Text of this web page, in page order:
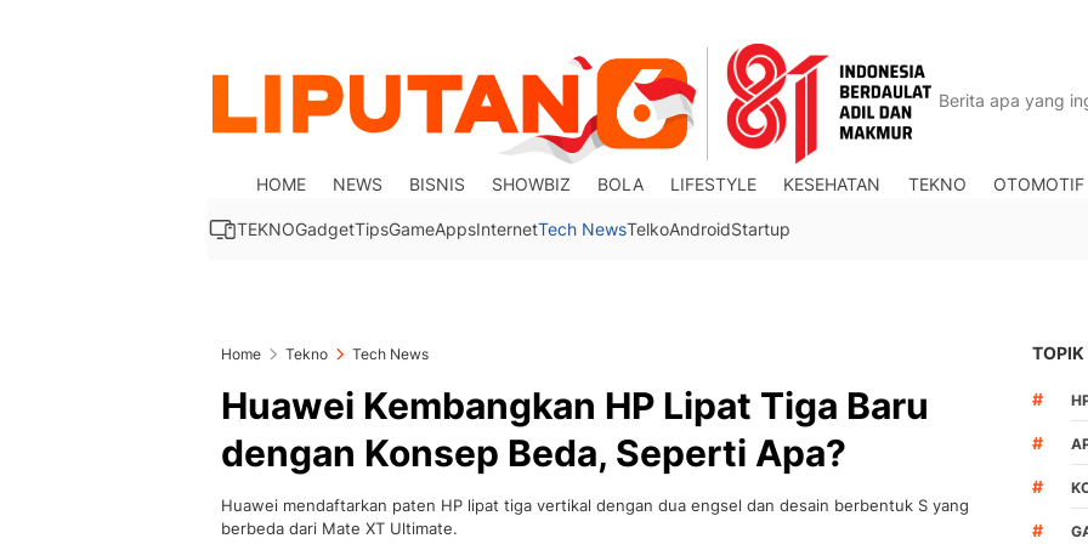
HOME NEWS BISNIS SHOWBIZ BOLA LIFESTYLE KESEHATAN TEKNO OTOMOTIF
TEKNOGadgetTipsGameAppsInternetTech NewsTelkoAndroidStartup
Home Tekno Tech News
Huawei Kembangkan HP Lipat Tiga Baru
dengan Konsep Beda, Seperti Apa?
Huawei mendaftarkan paten HP lipat tiga vertikal dengan dua engsel dan desain berbentuk S yang
berbeda dari Mate XT Ultimate.
TOPIK
#
#
#
#